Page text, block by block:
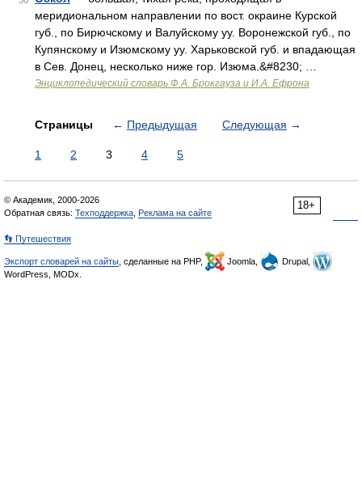
меридиональном направлении по вост. окраине Курской
губ., по Бирючскому и Валуйскому уу. Воронежской губ., по
Купянскому и Изюмскому уу. Харьковской губ. и впадающая
в Сев. Донец, несколько ниже гор. Изюма.&#8230; …
Энциклопедический словарь Ф.А. Брокгауза и И.А. Ефрона
Страницы ← Предыдущая Следующая →
1 2 3 4 5
18+
© Академик, 2000-2026
Обратная связь: Техподдержка Реклама на сайте
👣 Путешествия
Экспорт словарей на сайты , сделанные на PHP, Joomla,
Drupal,
WordPress, MODx.